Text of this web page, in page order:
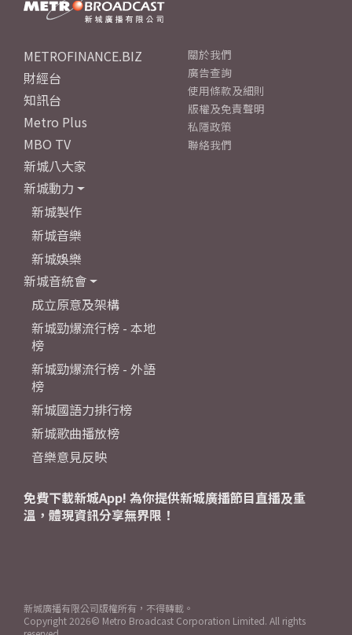
METROFINANCE.BIZ
財經台
知訊台
Metro Plus
MBO TV
新城八大家
新城動力
新城製作
新城音樂
新城娛樂
新城音統會
成立原意及架構
新城勁爆流行榜 - 本地
榜
新城勁爆流行榜 - 外語
榜
新城國語力排行榜
新城歌曲播放榜
音樂意見反映
關於我們
廣告查詢
使用條款及細則
版權及免責聲明
私隱政策
聯絡我們
免費下載新城App! 為你提供新城廣播節目直播及重
溫，體現資訊分享無界限！
新城廣播有限公司版權所有，不得轉載。
Copyright 2026© Metro Broadcast Corporation Limited. All rights